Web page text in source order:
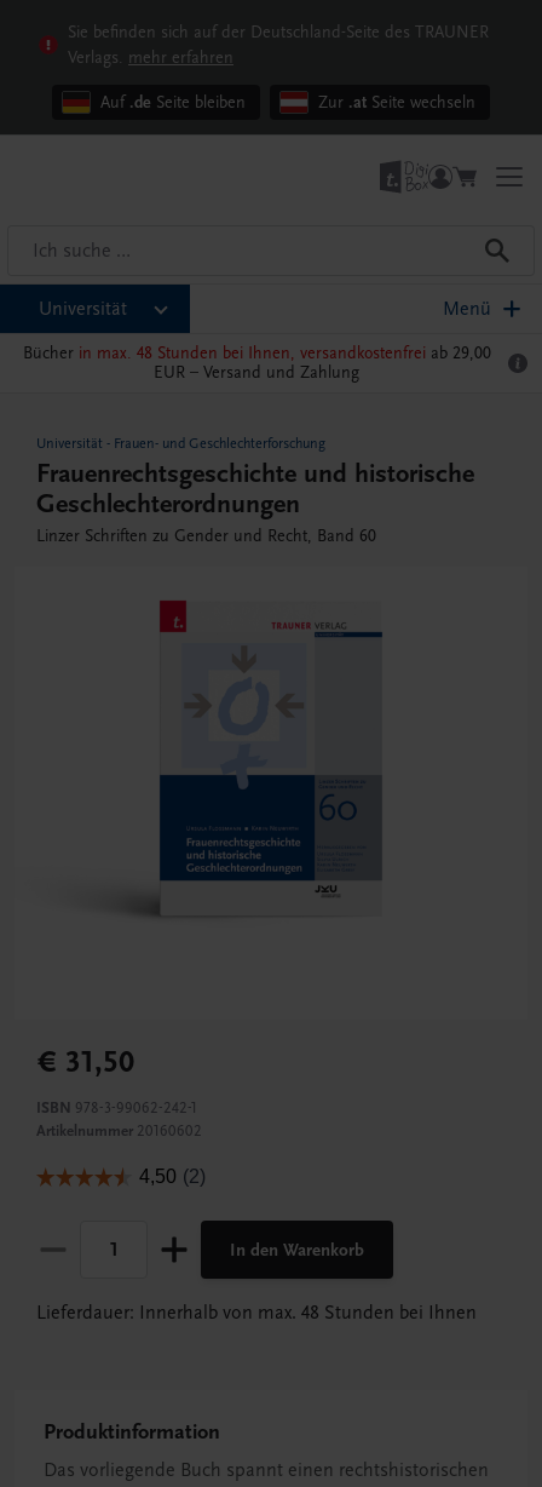
Sie befinden sich auf der Deutschland-Seite des TRAUNER
Verlags. mehr erfahren
Auf .de Seite bleiben Zur .at Seite wechseln
Universität Menü
Bücher in max. 48 Stunden bei Ihnen, versandkostenfrei ab 29,00
EUR – Versand und Zahlung
Universität - Frauen- und Geschlechterforschung
Frauenrechtsgeschichte und historische
Geschlechterordnungen
Linzer Schriften zu Gender und Recht, Band 60
€ 31,50
ISBN 978-3-99062-242-1
Artikelnummer 20160602
In den Warenkorb
Lieferdauer: Innerhalb von max. 48 Stunden bei Ihnen
Produktinformation
Das vorliegende Buch spannt einen rechtshistorischen